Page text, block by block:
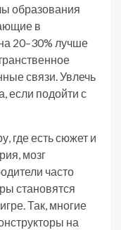
образования
в
20–30% лучше
связи. Увлечь
если подойти с
где есть сюжет и
мозг
часто
становятся
Так, многие
на